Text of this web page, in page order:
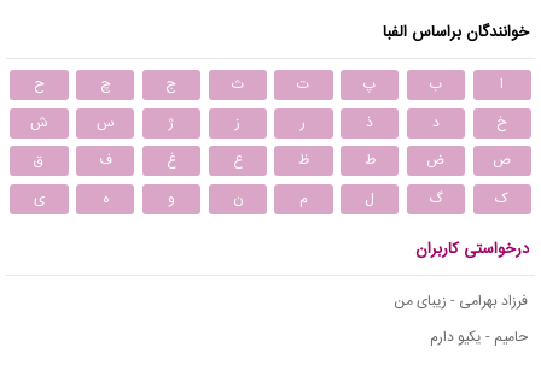
خوانندگان براساس الفبا
ا ب پ ت ث ج چ
ح
خ
د ذ ر ز ژ س
ش
ص
ض ط ظ ع غ ف
ق
ک
گ ل م ن و ه ی
درخواستی کاربران
فرزاد بهرامی - زیبای من
حامیم - یکیو دارم